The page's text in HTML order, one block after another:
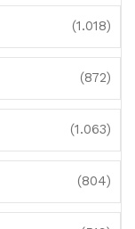
(1.018)
(872)
(1.063)
(804)